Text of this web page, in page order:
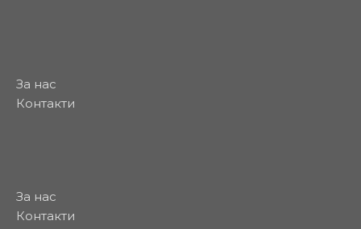
За нас
Контакти
За нас
Контакти